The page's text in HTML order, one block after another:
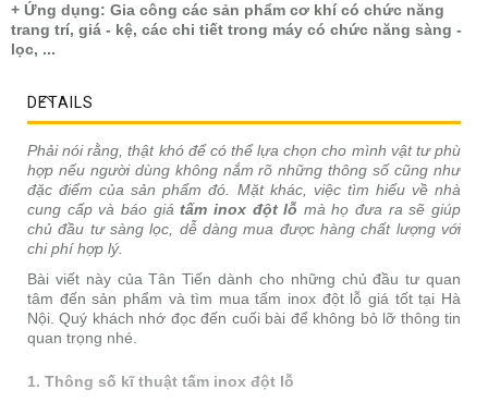
+ Ứng dụng: Gia công các sản phẩm cơ khí có chức năng
trang trí, giá - kệ, các chi tiết trong máy có chức năng sàng -
lọc, ...
DETAILS
Phải nói rằng, thật khó để có thể lựa chọn cho mình vật tư phù
hợp nếu người dùng không nắm rõ những thông số cũng như
đặc điểm của sản phẩm đó. Mặt khác, việc tìm hiểu về nhà
cung cấp và báo giá tấm inox đột lỗ mà họ đưa ra sẽ giúp
chủ đầu tư sàng lọc, dễ dàng mua được hàng chất lượng với
chi phí hợp lý.
Bài viết này của Tân Tiến dành cho những chủ đầu tư quan
tâm đến sản phẩm và tìm mua tấm inox đột lỗ giá tốt tại Hà
Nội. Quý khách nhớ đọc đến cuối bài để không bỏ lỡ thông tin
quan trọng nhé.
1. Thông số kĩ thuật tấm inox đột lỗ